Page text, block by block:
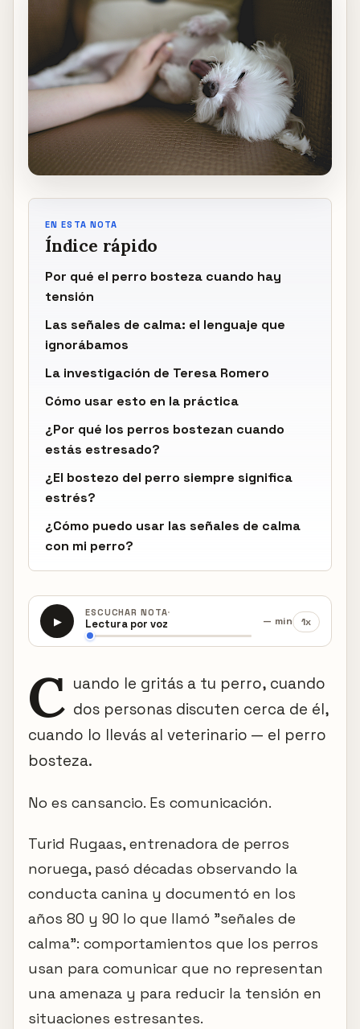
EN ESTA NOTA
Índice rápido
Por qué el perro bosteza cuando hay
tensión
Las señales de calma: el lenguaje que
ignorábamos
La investigación de Teresa Romero
Cómo usar esto en la práctica
¿Por qué los perros bostezan cuando
estás estresado?
¿El bostezo del perro siempre significa
estrés?
¿Cómo puedo usar las señales de calma
con mi perro?
▶
ESCUCHAR NOTA·
Lectura por voz
— min 1x
C uando le gritás a tu perro, cuando
dos personas discuten cerca de él,
cuando lo llevás al veterinario — el perro
bosteza.
No es cansancio. Es comunicación.
Turid Rugaas, entrenadora de perros
noruega, pasó décadas observando la
conducta canina y documentó en los
años 80 y 90 lo que llamó "señales de
calma": comportamientos que los perros
usan para comunicar que no representan
una amenaza y para reducir la tensión en
situaciones estresantes.